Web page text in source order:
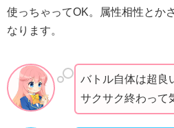
使っちゃってOK。属性相性とか
なります。
バトル自体は超良
サクサク終わって